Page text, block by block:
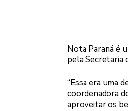
Nota Paraná é
pela Secretaria
“Essa era uma
coordenadora
aproveitar os